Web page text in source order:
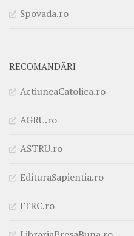
Spovada.ro
RECOMANDĂRI
ActiuneaCatolica.ro
AGRU.ro
ASTRU.ro
EdituraSapientia.ro
ITRC.ro